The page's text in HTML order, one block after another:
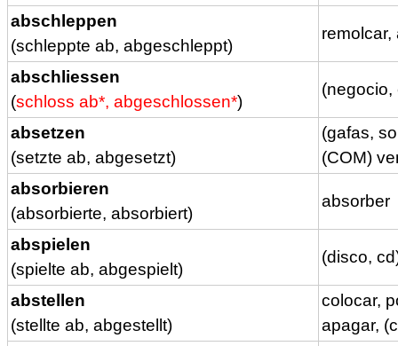
abschleppen
(schleppte ab, abgeschleppt)
remolcar,
abschliessen
(schloss ab*, abgeschlossen*)
(negocio,
absetzen
(setzte ab, abgesetzt)
(gafas,
(COM)
absorbieren
(absorbierte, absorbiert)
absorber
abspielen
(spielte ab, abgespielt)
(disco,
abstellen
(stellte ab, abgestellt)
colocar,
apagar,